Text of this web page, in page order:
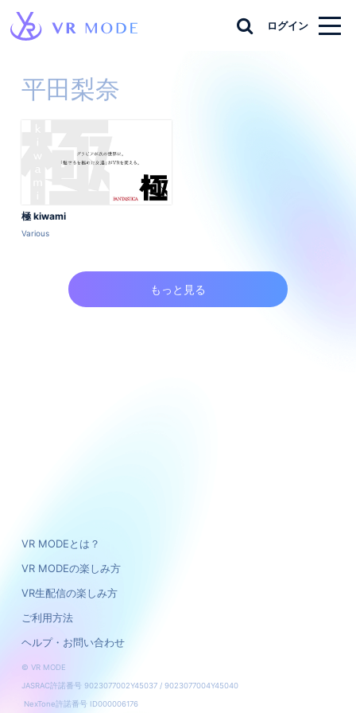
ログイン
平田梨奈
極 kiwami
Various
もっと見る
VR MODEとは？
VR MODEの楽しみ方
VR生配信の楽しみ方
ご利用方法
ヘルプ・お問い合わせ
© VR MODE
JASRAC許諾番号 9023077002Y45037 / 9023077004Y45040
NexTone許諾番号 ID000006176